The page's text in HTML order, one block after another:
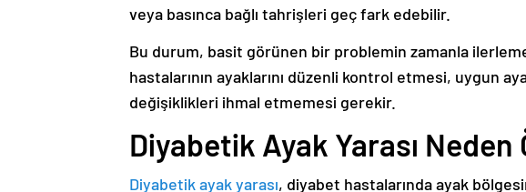
veya basınca bağlı tahrişleri geç fark edebilir.
Bu durum, basit görünen bir problemin zamanla
hastalarının ayaklarını düzenli kontrol etmesi, uygun
değişiklikleri ihmal etmemesi gerekir.
Diyabetik Ayak Yarası Neden
Diyabetik ayak yarası, diyabet hastalarında ayak